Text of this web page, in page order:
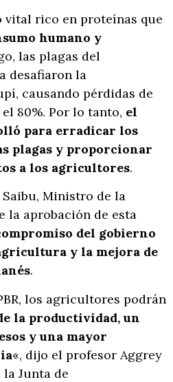
rico en proteínas que
humano y
las plagas del
desafiaron la
causando pérdidas de
80%. Por lo tanto, el
para erradicar los
plagas y proporcionar
a los agricultores.
Ministro de la
la aprobación de esta
del gobierno
y la mejora de
.
los agricultores podrán
la productividad, un
y una mayor
«, dijo el profesor Aggrey
Junta de